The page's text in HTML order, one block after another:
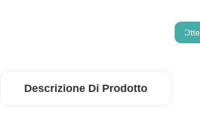
Descrizione Di Prodotto